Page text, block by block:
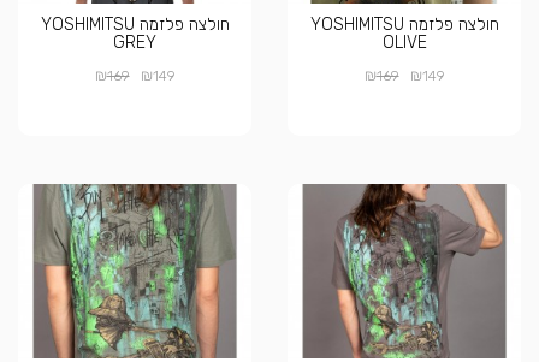
חולצה פלזמה YOSHIMITSU
OLIVE
₪149
₪169
חולצה פלזמה YOSHIMITSU
GREY
₪149
₪169